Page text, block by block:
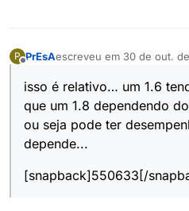
P PrEsAescreveu em 30 de out.
última edição por
isso é relativo… um 1.6
que um 1.8 dependendo
ou seja pode ter
depende...
[snapback]550633[/